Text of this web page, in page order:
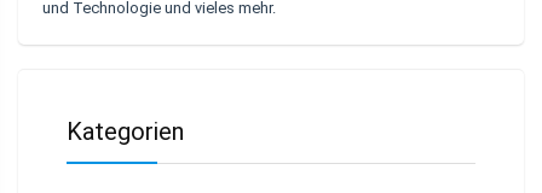
und Technologie und vieles mehr.
Kategorien